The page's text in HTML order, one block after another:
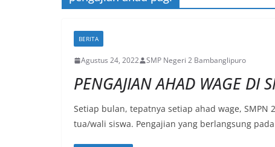
BERITA
Agustus 24, 2022 SMP Negeri 2 Bambanglipuro
PENGAJIAN AHAD WAGE DI
Setiap bulan, tepatnya setiap ahad wage,
tua/wali siswa. Pengajian yang berlangsung